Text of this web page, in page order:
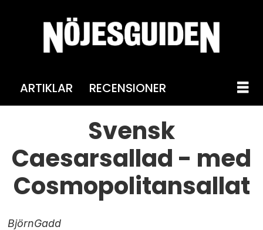
ARTIKLAR RECENSIONER
Svensk
Caesarsallad - med
Cosmopolitansallat
BjörnGadd